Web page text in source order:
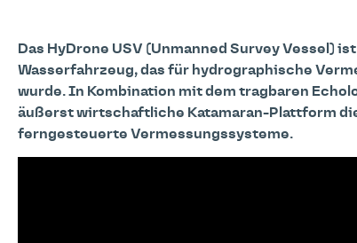
Das HyDrone USV (Unmanned Survey Vessel)
Wasserfahrzeug, das für hydrographische
wurde. In Kombination mit dem tragbaren
äußerst wirtschaftliche Katamaran-Plattform
ferngesteuerte Vermessungssysteme.